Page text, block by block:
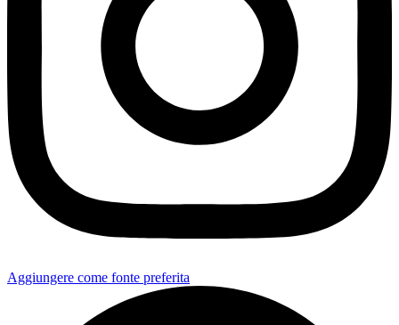
Aggiungere come fonte preferita